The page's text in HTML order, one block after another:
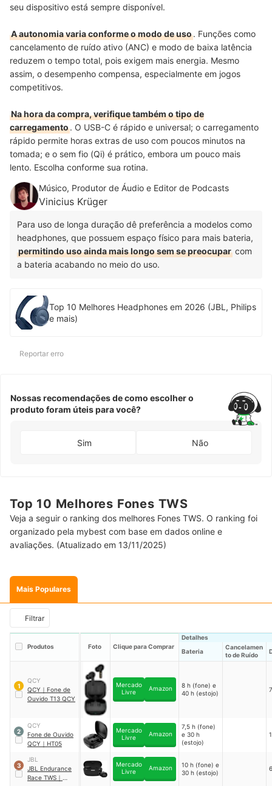
seu dispositivo está sempre disponível.
A autonomia varia conforme o modo de uso. Funções como
cancelamento de ruído ativo (ANC) e modo de baixa latência
reduzem o tempo total, pois exigem mais energia. Mesmo
assim, o desempenho compensa, especialmente em jogos
competitivos.
Na hora da compra, verifique também o tipo de
carregamento. O USB-C é rápido e universal; o carregamento
rápido permite horas extras de uso com poucos minutos na
tomada; e o sem fio (Qi) é prático, embora um pouco mais
lento. Escolha conforme sua rotina.
Músico, Produtor de Áudio e Editor de Podcasts
Vinicius Krüger
Para uso de longa duração dê preferência a modelos como
headphones, que possuem espaço físico para mais bateria,
permitindo uso ainda mais longo sem se preocupar com
a bateria acabando no meio do uso.
Top 10 Melhores Headphones em 2026 (JBL, Philips
e mais)
Reportar erro
Nossas recomendações de como escolher o
produto foram úteis para você?
Sim Não
Top 10 Melhores Fones TWS
Veja a seguir o ranking dos melhores Fones TWS. O ranking foi
organizado pela mybest com base em dados online e
avaliações. (Atualizado em 13/11/2025)
Mais Populares
Filtrar
Produtos Foto Clique para Comprar
Detalhes
Bateria
Cancelamen
to de Ruído
1
QCY
QCY ｜ Fone de
Ouvido T13 QCY
Mercado
Livre
Amazon
8 h (fone) e
40 h (estojo)
2
QCY
Fone de Ouvido
QCY ｜ HT05
Mercado
Livre
Amazon
7,5 h (fone)
e 30 h
(estojo)
3
JBL
JBL Endurance
Race TWS ｜
Mercado
Livre
Amazon
10 h (fone) e
30 h (estojo)